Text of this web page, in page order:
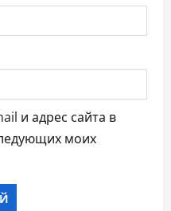
и адрес сайта в
моих